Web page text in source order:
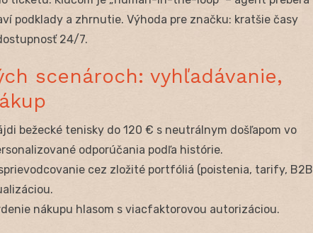
podklady a zhrnutie. Výhoda pre značku: kratšie časy
24/7.
scenároch: vyhľadávanie,
bežecké tenisky do 120 € s neutrálnym došľapom vo
odporúčania podľa histórie.
cez zložité portfóliá (poistenia, tarify, B2B
nákupu hlasom s viacfaktorovou autorizáciou.